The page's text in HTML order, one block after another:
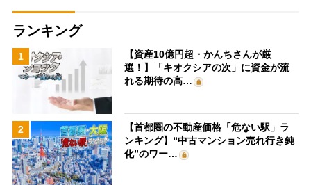
ランキング
1
【資産10億円超・かんちさんが厳
選！】「キオクシアの次」に資金が流
れる期待の高…
2
【首都圏の不動産価格「危ない駅」ラ
ンキング】“中古マンション売れ行き鈍
化”のワー…